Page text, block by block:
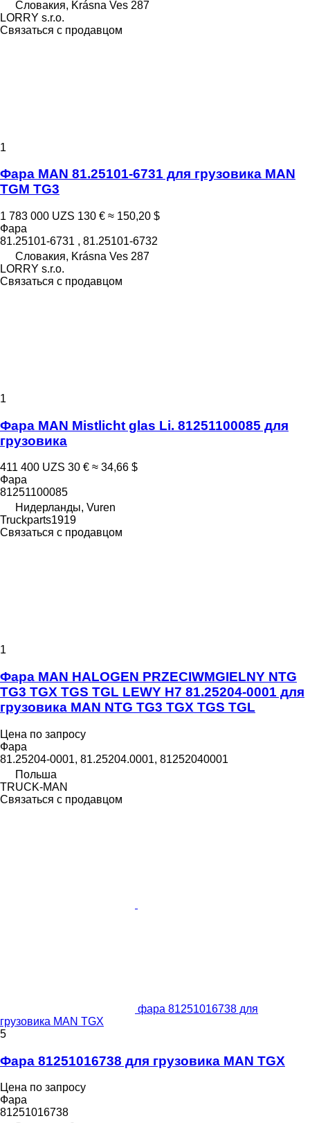
Словакия, Krásna Ves 287
LORRY s.r.o.
Связаться с продавцом
1
Фара MAN 81.25101-6731 для грузовика MAN
TGM TG3
1 783 000 UZS 130 € ≈ 150,20 $
Фара
81.25101-6731 , 81.25101-6732
Словакия, Krásna Ves 287
LORRY s.r.o.
Связаться с продавцом
1
Фара MAN Mistlicht glas Li. 81251100085 для
грузовика
411 400 UZS 30 € ≈ 34,66 $
Фара
81251100085
Нидерланды, Vuren
Truckparts1919
Связаться с продавцом
1
Фара MAN HALOGEN PRZECIWMGIELNY NTG
TG3 TGX TGS TGL LEWY H7 81.25204-0001 для
грузовика MAN NTG TG3 TGX TGS TGL
Цена по запросу
Фара
81.25204-0001, 81.25204.0001, 81252040001
Польша
TRUCK-MAN
Связаться с продавцом
фара 81251016738 для
грузовика MAN TGX
5
Фара 81251016738 для грузовика MAN TGX
Цена по запросу
Фара
81251016738